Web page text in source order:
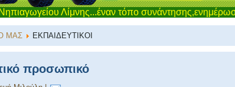
Λίμνης...έναν τόπο συνάντησης,ενημέρωσης και
ΜΑΣ ΕΚΠΑΙΔΕΥΤΙΚΟΙ
προσωπικό